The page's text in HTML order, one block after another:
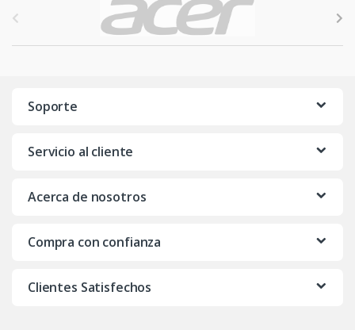
Soporte
Servicio al cliente
Acerca de nosotros
Compra con confianza
Clientes Satisfechos